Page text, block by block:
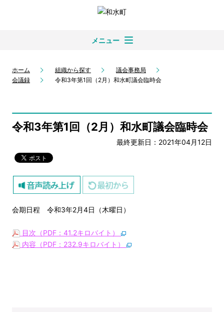
メニュー
ホーム 組織から探す
議会事務局
会議録
令和3年第1回（2月）和水町議会臨時会
令和3年第1回（2月）和水町議会臨時会
最終更新日：2021年04月12日
会期日程 令和3年2月4日（木曜日）
目次（PDF：41.2キロバイト）
内容（PDF：232.9キロバイト）